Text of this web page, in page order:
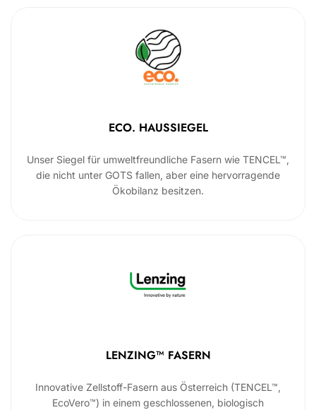
ECO. HAUSSIEGEL
Unser Siegel für umweltfreundliche Fasern wie TENCEL™,
die nicht unter GOTS fallen, aber eine hervorragende
Ökobilanz besitzen.
LENZING™ FASERN
Innovative Zellstoff-Fasern aus Österreich (TENCEL™,
EcoVero™) in einem geschlossenen, biologisch